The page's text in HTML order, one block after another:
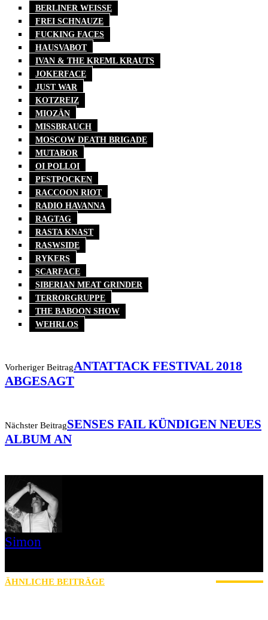
BERLINER WEISSE
FREI SCHNAUZE
FUCKING FACES
HAUSVABOT
IVAN & THE KREML KRAUTS
JOKERFACE
JUST WAR
KOTZREIZ
MIOZÄN
MISSBRAUCH
MOSCOW DEATH BRIGADE
MUTABOR
OI POLLOI
PESTPOCKEN
RACCOON RIOT
RADIO HAVANNA
RAGTAG
RASTA KNAST
RASWSIDE
RYKERS
SCARFACE
SIBERIAN MEAT GRINDER
TERRORGRUPPE
THE BABOON SHOW
WEHRLOS
Vorheriger BeitragANTATTACK FESTIVAL 2018
ABGESAGT
Nächster BeitragSENSES FAIL KÜNDIGEN NEUES
ALBUM AN
Simon
ÄHNLICHE BEITRÄGE